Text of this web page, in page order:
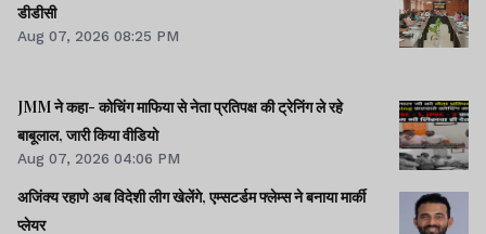
डीडीसी
Aug 07, 2026 08:25 PM
JMM ने कहा- कोचिंग माफिया से नेता प्रतिपक्ष की ट्रेनिंग ले रहे
बाबूलाल, जारी किया वीडियो
Aug 07, 2026 04:06 PM
अजिंक्य रहाणे अब विदेशी लीग खेलेंगे, एम्सटर्डम फ्लेम्स ने बनाया मार्की
प्लेयर